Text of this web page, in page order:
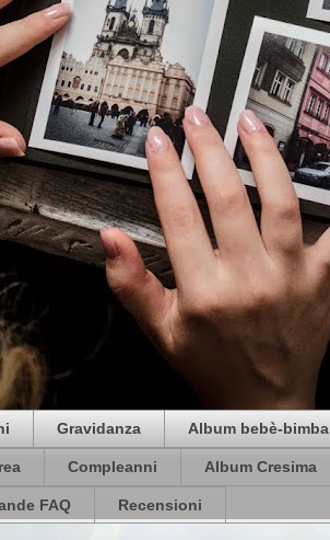
Gravidanza Album bebè-bimba
Compleanni Album Cresima
FAQ Recensioni